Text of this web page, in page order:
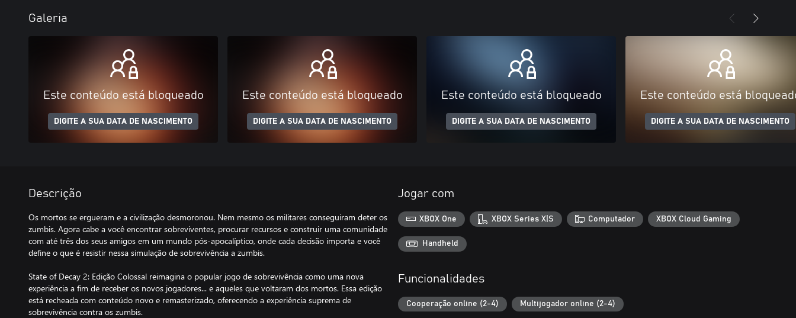
Galeria
Este conteúdo está bloqueado
DIGITE A SUA DATA DE NASCIMENTO
Este conteúdo está bloqueado
DIGITE A SUA DATA DE NASCIMENTO
Este conteúdo está bloqueado
DIGITE A SUA DATA DE NASCIMENTO
Este conteúdo está
DIGITE A SUA DATA DE NASCIMENTO
Descrição
Os mortos se ergueram e a civilização desmoronou. Nem mesmo os militares conseguiram deter os
zumbis. Agora cabe a você encontrar sobreviventes, procurar recursos e construir uma comunidade
com até três dos seus amigos em um mundo pós-apocalíptico, onde cada decisão importa e você
define o que é resistir nessa simulação de sobrevivência a zumbis.
State of Decay 2: Edição Colossal reimagina o popular jogo de sobrevivência como uma nova
experiência a fim de receber os novos jogadores... e aqueles que voltaram dos mortos. Essa edição
está recheada com conteúdo novo e remasterizado, oferecendo a experiência suprema de
sobrevivência contra os zumbis.
Jogar com
XBOX One XBOX Series X|S Computador XBOX Cloud Gaming
Handheld
Funcionalidades
Cooperação online (2-4) Multijogador online (2-4)